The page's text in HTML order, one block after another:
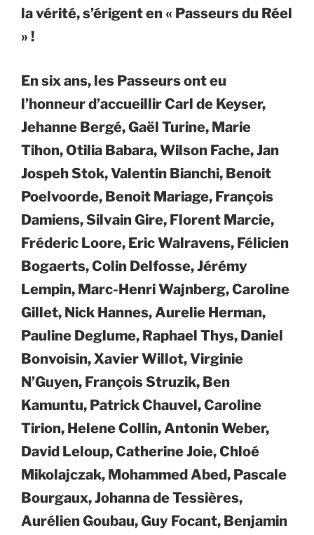
la vérité, s’érigent en « Passeurs du Réel
» !
En six ans, les Passeurs ont eu
l’honneur d’accueillir Carl de Keyser,
Jehanne Bergé, Gaël Turine, Marie
Tihon, Otilia Babara, Wilson Fache, Jan
Jospeh Stok, Valentin Bianchi, Benoit
Poelvoorde, Benoit Mariage, François
Damiens, Silvain Gire, Florent Marcie,
Fréderic Loore, Eric Walravens, Félicien
Bogaerts, Colin Delfosse, Jérémy
Lempin, Marc-Henri Wajnberg, Caroline
Gillet, Nick Hannes, Aurelie Herman,
Pauline Deglume, Raphael Thys, Daniel
Bonvoisin, Xavier Willot, Virginie
N’Guyen, François Struzik, Ben
Kamuntu, Patrick Chauvel, Caroline
Tirion, Helene Collin, Antonin Weber,
David Leloup, Catherine Joie, Chloé
Mikolajczak, Mohammed Abed, Pascale
Bourgaux, Johanna de Tessières,
Aurélien Goubau, Guy Focant, Benjamin